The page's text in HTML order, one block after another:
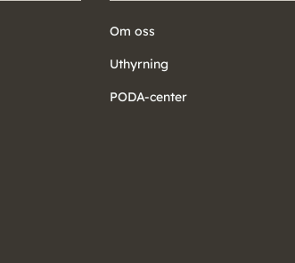
Om oss
Uthyrning
PODA-center